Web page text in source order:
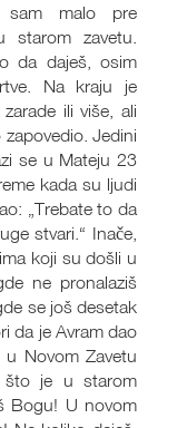
sam malo pre
starom zavetu.
da daješ, osim
Na kraju je
ili više, ali
Jedini
se u Mateju 23
kada su ljudi
„Trebate to da
stvari.“ Inače,
koji su došli u
ne pronalaziš
se još desetak
da je Avram dao
Novom Zavetu
što je u starom
Bogu! U novom